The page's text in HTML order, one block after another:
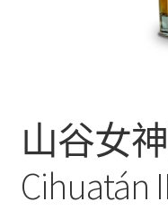
山谷女
Cihuatán